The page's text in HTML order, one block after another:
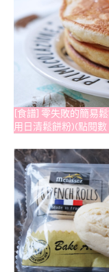
[食譜] 零失敗的簡易
用日清鬆餅粉)(點閱